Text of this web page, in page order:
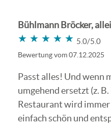
Bühlmann Bröcker,
★★★★★
★★★★★ 5.0/5.0
Bewertung vom 07.12.2025
Passt alles! Und wenn
umgehend ersetzt (z.
Restaurant wird immer
einfach schön und